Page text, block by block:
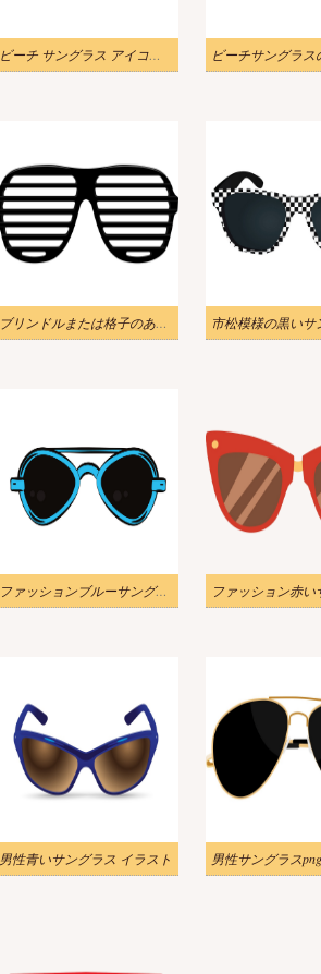
ビーチ サングラス アイコンのイラスト ビーチサングラス
ブリンドルまたは格子のあるサングラスのイラスト
ファッションブルーサングラスpngイラスト
男性青いサングラス イラスト 男性サングラス